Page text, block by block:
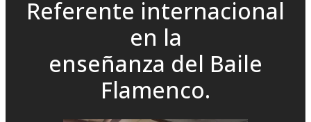
Referente internacional
en la
enseñanza del Baile
Flamenco.